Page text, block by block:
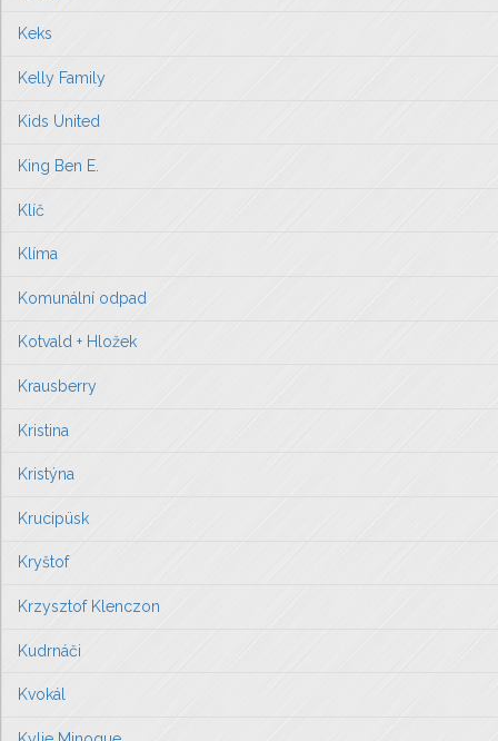
Keks
Kelly Family
Kids United
King Ben E.
Klíč
Klíma
Komunální odpad
Kotvald + Hložek
Krausberry
Kristina
Kristýna
Krucipüsk
Kryštof
Krzysztof Klenczon
Kudrnáči
Kvokál